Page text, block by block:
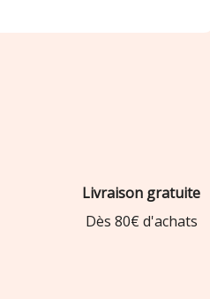
Livraison gratuite
Dès 80€ d'achats